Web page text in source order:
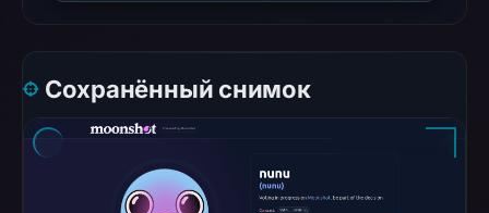
Browsing
recorded
Mar
Сохранённый снимок